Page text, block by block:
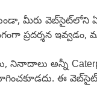
మీరు
ప్రదర్శన
నినాదాలు అన్నీ
ఈ వెబ్‌సైట్‌లో